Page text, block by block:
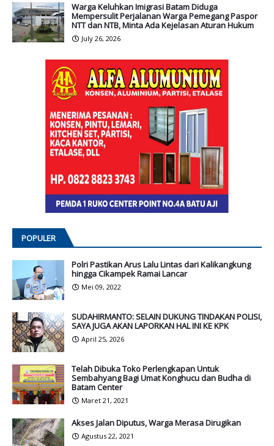
Warga Keluhkan Imigrasi Batam Diduga
Mempersulit Perjalanan Warga Pemegang Paspor
NTT dan NTB, Minta Ada Kejelasan Aturan Hukum
July 26, 2026
POPULER
Polri Pastikan Arus Lalu Lintas dari Kalikangkung
hingga Cikampek Ramai Lancar
Mei 09, 2022
SUDAHIRMANTO: SELAIN DUKUNG TINDAKAN POLISI,
SAYA JUGA AKAN LAPORKAN HAL INI KE KPK
April 25, 2026
Telah Dibuka Toko Perlengkapan Untuk
Sembahyang Bagi Umat Konghucu dan Budha di
Batam Center
Maret 21, 2021
Akses Jalan Diputus, Warga Merasa Dirugikan
Agustus 22, 2021